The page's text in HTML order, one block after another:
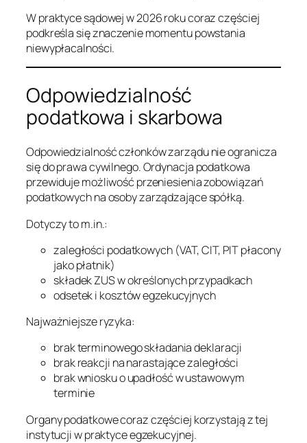
W praktyce sądowej w 2026 roku coraz częściej
podkreśla się znaczenie momentu powstania
niewypłacalności.
Odpowiedzialność
podatkowa i skarbowa
Odpowiedzialność członków zarządu nie ogranicza
się do prawa cywilnego. Ordynacja podatkowa
przewiduje możliwość przeniesienia zobowiązań
podatkowych na osoby zarządzające spółką.
Dotyczy to m.in.:
zaległości podatkowych (VAT, CIT, PIT płacony
jako płatnik)
składek ZUS w określonych przypadkach
odsetek i kosztów egzekucyjnych
Najważniejsze ryzyka:
brak terminowego składania deklaracji
brak reakcji na narastające zaległości
brak wniosku o upadłość w ustawowym
terminie
Organy podatkowe coraz częściej korzystają z tej
instytucji w praktyce egzekucyjnej.